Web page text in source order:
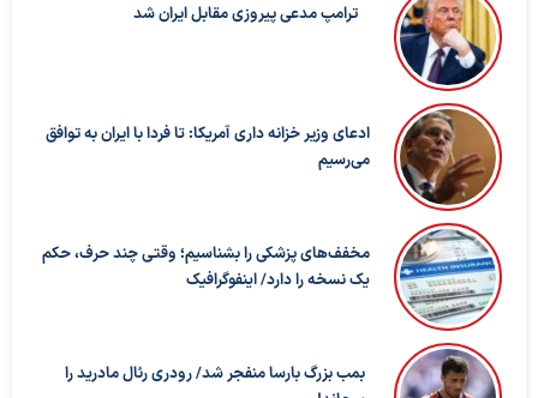
ترامپ مدعی پیروزی مقابل ایران شد
ادعای وزیر خزانه داری آمریکا: تا فردا با ایران به توافق
می‌رسیم
مخفف‌های پزشکی را بشناسیم؛ وقتی چند حرف، حکم
یک نسخه را دارد/ اینفوگرافیک
بمب بزرگ بارسا منفجر شد/ رودری رئال مادرید را